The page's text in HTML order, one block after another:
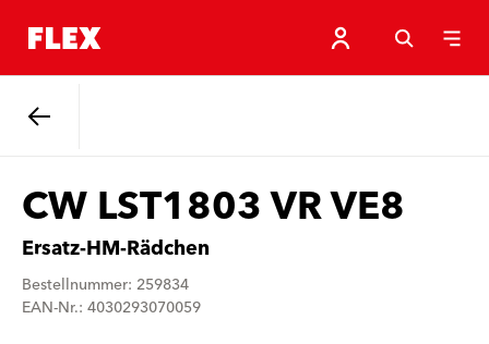
CW LST1803 VR VE8
Ersatz-HM-Rädchen
Bestellnummer: 259834
EAN-Nr.: 4030293070059